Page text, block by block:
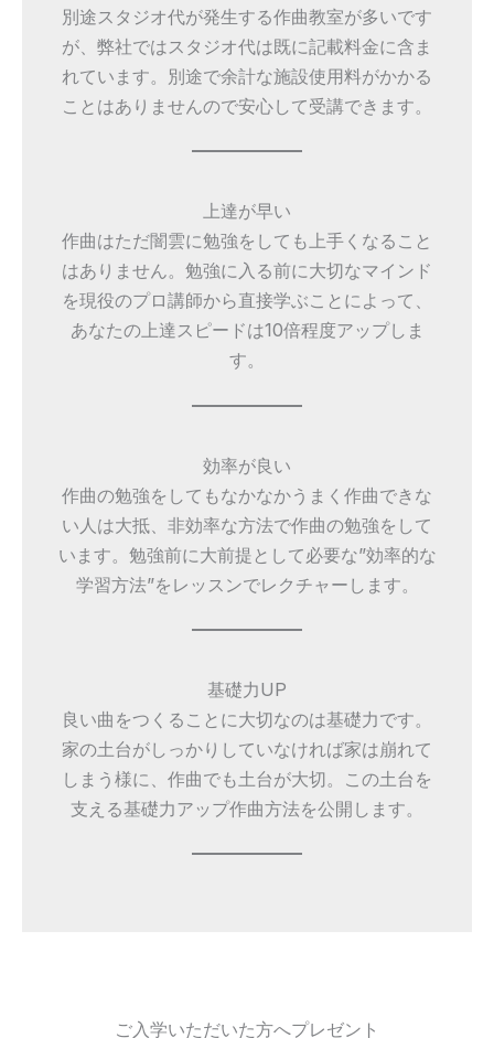
別途スタジオ代が発生する作曲教室が多いです
が、弊社ではスタジオ代は既に記載料金に含ま
れています。別途で余計な施設使用料がかかる
ことはありませんので安心して受講できます。
上達が早い
作曲はただ闇雲に勉強をしても上手くなること
はありません。勉強に入る前に大切なマインド
を現役のプロ講師から直接学ぶことによって、
あなたの上達スピードは10倍程度アップしま
す。
効率が良い
作曲の勉強をしてもなかなかうまく作曲できな
い人は大抵、非効率な方法で作曲の勉強をして
います。勉強前に大前提として必要な”効率的な
学習方法”をレッスンでレクチャーします。
基礎力UP
良い曲をつくることに大切なのは基礎力です。
家の土台がしっかりしていなければ家は崩れて
しまう様に、作曲でも土台が大切。この土台を
支える基礎力アップ作曲方法を公開します。
ご入学いただいた方へプレゼント